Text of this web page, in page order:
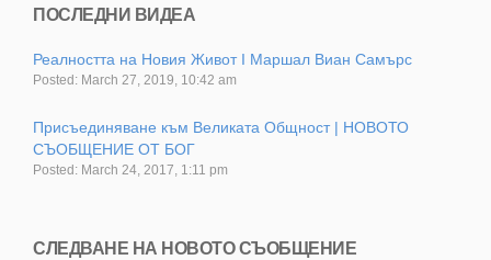
ПОСЛЕДНИ ВИДЕА
Реалността на Новия Живот I Маршал Виан Самърс
Posted: March 27, 2019, 10:42 am
Присъединяване към Великата Общност | НОВОТО
СЪОБЩЕНИЕ ОТ БОГ
Posted: March 24, 2017, 1:11 pm
СЛЕДВАНЕ НА НОВОТО СЪОБЩЕНИЕ